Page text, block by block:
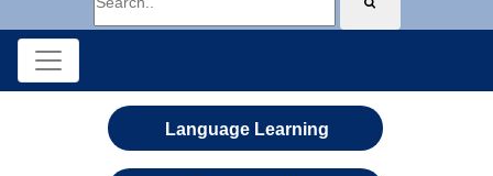
Language Learning